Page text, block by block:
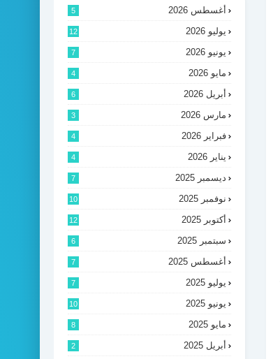
أغسطس 2026 5
يوليو 2026 12
يونيو 2026 7
مايو 2026 4
أبريل 2026 6
مارس 2026 3
فبراير 2026 4
يناير 2026 4
ديسمبر 2025 7
نوفمبر 2025 10
أكتوبر 2025 12
سبتمبر 2025 6
أغسطس 2025 7
يوليو 2025 7
يونيو 2025 10
مايو 2025 8
أبريل 2025 2